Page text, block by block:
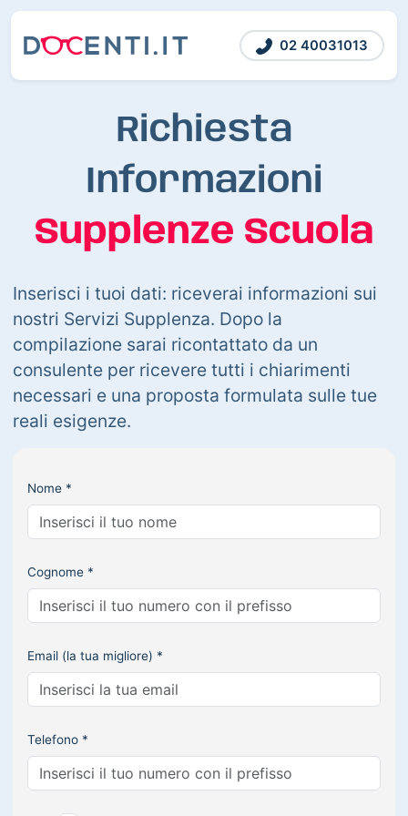
02 40031013
Richiesta
Informazioni
Supplenze Scuola
Inserisci i tuoi dati: riceverai informazioni sui
nostri Servizi Supplenza. Dopo la
compilazione sarai ricontattato da un
consulente per ricevere tutti i chiarimenti
necessari e una proposta formulata sulle tue
reali esigenze.
Nome *
Cognome *
Email (la tua migliore) *
Telefono *